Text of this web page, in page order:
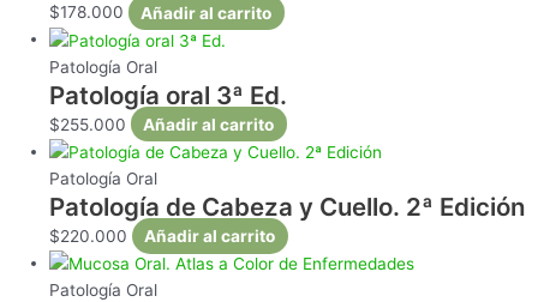
$178.000 Añadir al carrito
Patología Oral
Patología oral 3ª Ed.
$255.000 Añadir al carrito
Patología Oral
Patología de Cabeza y Cuello. 2ª Edición
$220.000 Añadir al carrito
Patología Oral